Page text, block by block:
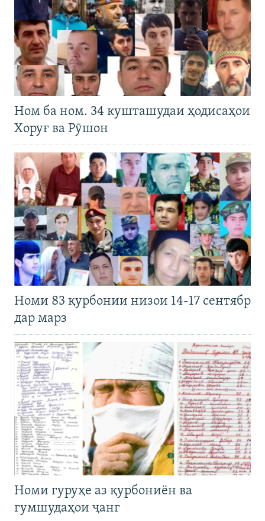
Ном ба ном. 34 кушташудаи ҳодисаҳои
Хоруғ ва Рӯшон
Номи 83 қурбонии низои 14-17 сентябр
дар марз
Номи гуруҳе аз қурбониён ва
гумшудаҳои ҷанг